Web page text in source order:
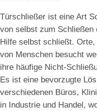
Türschließer ist eine Art
von selbst zum
Hilfe selbst schließt.
von Menschen besucht
ihre häufige Nicht-
Es ist eine bevorzugte
verschiedenen Büros,
in Industrie und Handel,